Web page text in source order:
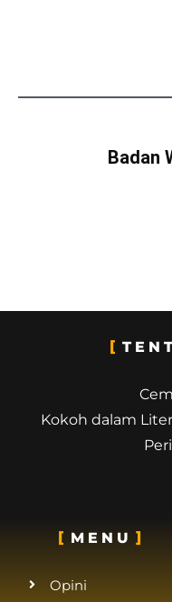
Badan
Kokoh dalam
MENU
Opini